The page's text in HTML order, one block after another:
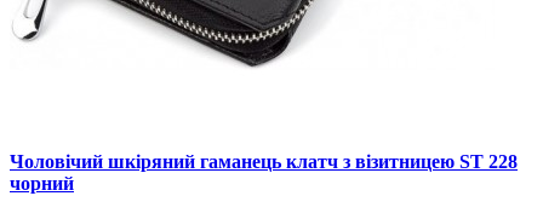
Чоловічий шкіряний гаманець клатч з візитницею ST 228
чорний